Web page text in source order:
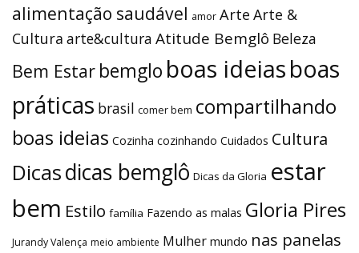
alimentação saudável amor Arte Arte &
Cultura arte&cultura Atitude Bemglô Beleza
Bem Estar bemglo boas ideiasboas
práticas brasil comer bem compartilhando
boas ideias Cozinha cozinhando Cuidados Cultura
Dicasdicas bemglô Dicas da Gloria estar
bem Estilo família Fazendo as malas Gloria Pires
Jurandy Valença meio ambiente Mulher mundo nas panelas